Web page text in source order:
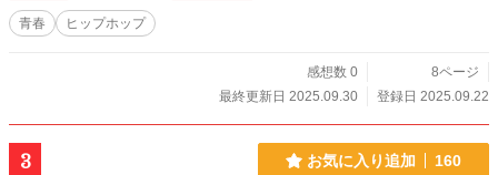
青春 ヒップホップ
感想数 0
8ページ
最終更新日 2025.09.30
登録日 2025.09.22
3 お気に入り追加 160